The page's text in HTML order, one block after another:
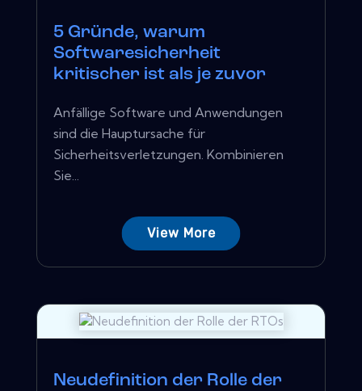
5 Gründe, warum
Softwaresicherheit
kritischer ist als je zuvor
Anfällige Software und Anwendungen
sind die Hauptursache für
Sicherheitsverletzungen. Kombinieren
Sie...
View More
Neudefinition der Rolle der